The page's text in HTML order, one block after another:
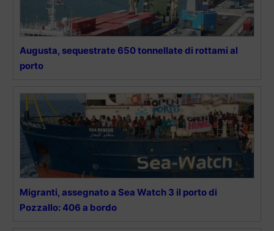
Augusta, sequestrate 650 tonnellate di rottami al
porto
Migranti, assegnato a Sea Watch 3 il porto di
Pozzallo: 406 a bordo